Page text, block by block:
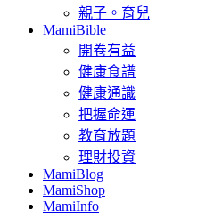
親子。育兒
MamiBible
開卷有益
健康食譜
健康通識
把握命運
教育放題
理財投資
MamiBlog
MamiShop
MamiInfo